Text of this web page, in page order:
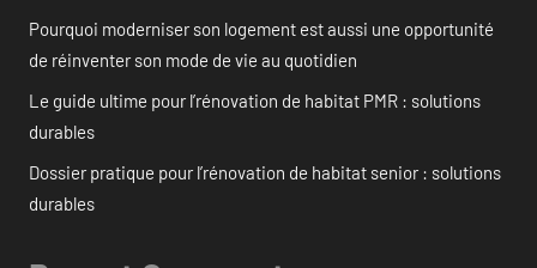
Pourquoi moderniser son logement est aussi une opportunité
de réinventer son mode de vie au quotidien
Le guide ultime pour l’rénovation de habitat PMR : solutions
durables
Dossier pratique pour l’rénovation de habitat senior : solutions
durables